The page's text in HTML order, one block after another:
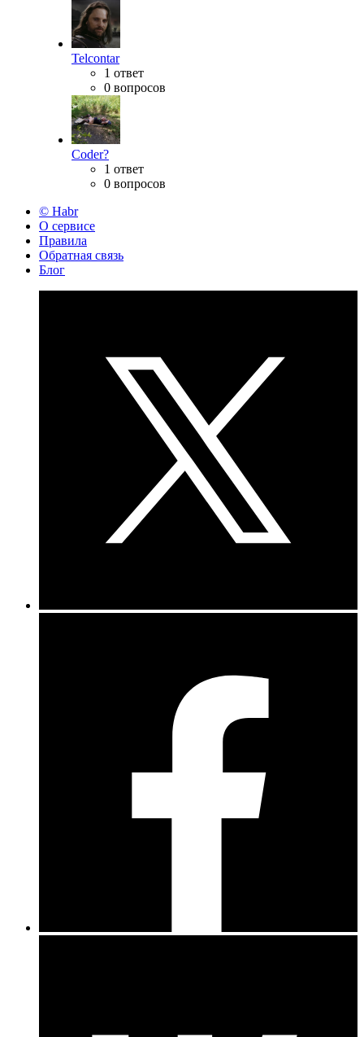
Telcontar
1 ответ
0 вопросов
Coder?
1 ответ
0 вопросов
© Habr
О сервисе
Правила
Обратная связь
Блог